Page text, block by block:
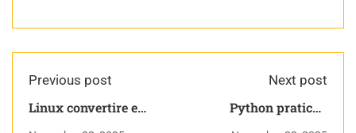
Previous post
Linux convertire e
Next post
Python pratico -